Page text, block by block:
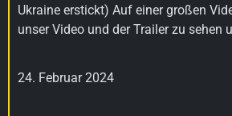
Ukraine erstickt) Auf einer großen
unser Video und der Trailer zu sehen
24. Februar 2024